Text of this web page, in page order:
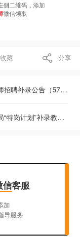
侧二维码，添加
微信领取
收藏 分享
2022年河南南阳邓州市特岗教师招聘补录公告（57人）
2022甘肃天水市张家川县教育局“特岗计划”补录教师公告（5人）
信客服
加
导服务